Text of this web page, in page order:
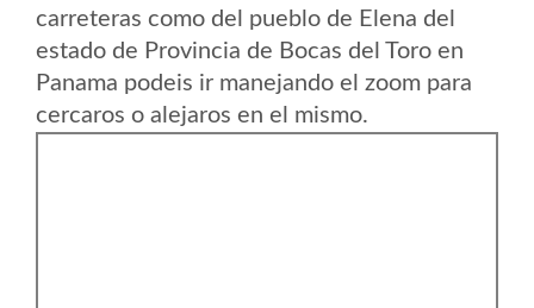
carreteras como del pueblo de Elena del
estado de Provincia de Bocas del Toro en
Panama podeis ir manejando el zoom para
cercaros o alejaros en el mismo.